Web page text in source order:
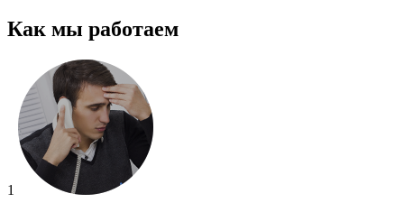
Как мы работаем
1